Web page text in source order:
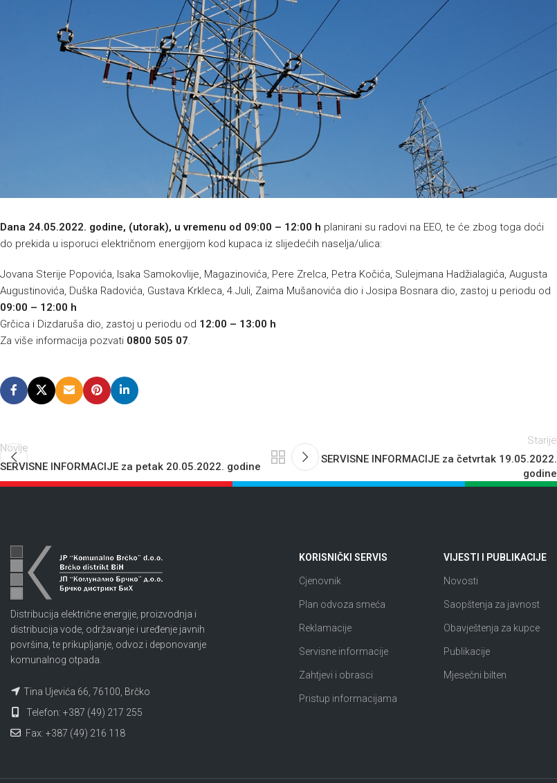
Dana 24.05.2022. godine, (utorak), u vremenu od 09:00 – 12:00 h planirani su radovi na EEO, te će zbog toga doći
do prekida u isporuci električnom energijom kod kupaca iz slijedećih naselja/ulica:
Jovana Sterije Popovića, Isaka Samokovlije, Magazinovića, Pere Zrelca, Petra Kočića, Sulejmana Hadžialagića, Augusta
Augustinovića, Duška Radovića, Gustava Krkleca, 4.Juli, Zaima Mušanovića dio i Josipa Bosnara dio, zastoj u periodu od
09:00 – 12:00 h
Grčica i Dizdaruša dio, zastoj u periodu od 12:00 – 13:00 h
Za više informacija pozvati 0800 505 07.
Novije
SERVISNE INFORMACIJE za petak 20.05.2022. godine
Starije
SERVISNE INFORMACIJE za četvrtak 19.05.2022.
godine
Distribucija električne energije, proizvodnja i
distribucija vode, održavanje i uređenje javnih
površina, te prikupljanje, odvoz i deponovanje
komunalnog otpada.
Tina Ujevića 66, 76100, Brčko
Telefon: +387 (49) 217 255
Fax: +387 (49) 216 118
KORISNIČKI SERVIS
Cjenovnik
Plan odvoza smeća
Reklamacije
Servisne informacije
Zahtjevi i obrasci
Pristup informacijama
VIJESTI I PUBLIKACIJE
Novosti
Saopštenja za javnost
Obavještenja za kupce
Publikacije
Mjesečni bilten